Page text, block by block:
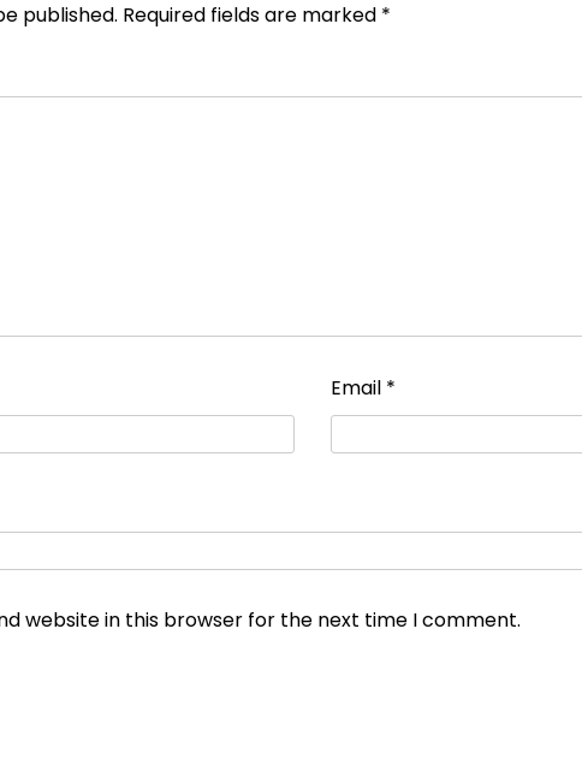
published. Required fields are marked *
Email *
website in this browser for the next time I comment.